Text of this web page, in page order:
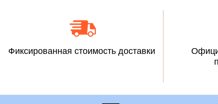
Фиксированная стоимость доставки